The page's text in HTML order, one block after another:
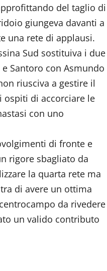
del taglio di
giungeva davanti a
una rete di applausi.
Sud sostituiva i due
Santoro con Asmundo
riusciva a gestire il
ospiti di accorciare le
con uno
di fronte e
rigore sbagliato da
la quarta rete ma
di avere un ottima
da rivedere
un valido contributo